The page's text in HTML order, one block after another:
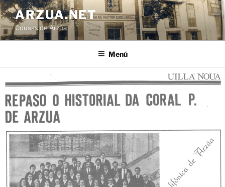
Ir
o
contido
ARZUA.NET
Cousas de Arzúa
Menú